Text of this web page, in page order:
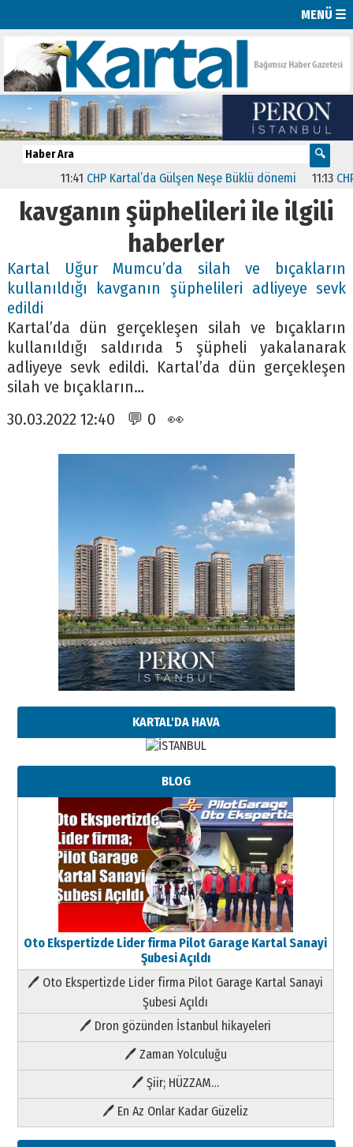
MENÜ ☰
11:41 CHP Kartal’da Gülşen Neşe Büklü dönemi 11:13
kavganın şüphelileri ile ilgili
haberler
Kartal Uğur Mumcu’da silah ve bıçakların
kullanıldığı kavganın şüphelileri adliyeye sevk
edildi
Kartal’da dün gerçekleşen silah ve bıçakların
kullanıldığı saldırıda 5 şüpheli yakalanarak
adliyeye sevk edildi. Kartal’da dün gerçekleşen
silah ve bıçakların…
30.03.2022 12:40 💬 0 👀
KARTAL'DA HAVA
BLOG
Oto Ekspertizde Lider firma Pilot Garage Kartal Sanayi
Şubesi Açıldı
🖊 Oto Ekspertizde Lider firma Pilot Garage Kartal Sanayi
Şubesi Açıldı
🖊 Dron gözünden İstanbul hikayeleri
🖊 Zaman Yolculuğu
🖊 Şiir; HÜZZAM…
🖊 En Az Onlar Kadar Güzeliz